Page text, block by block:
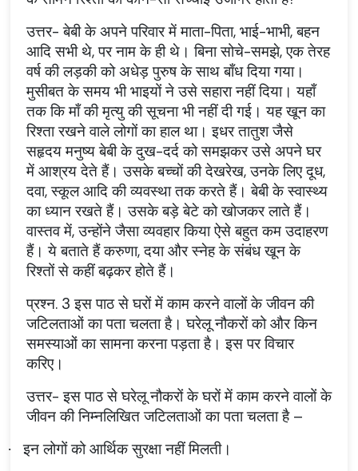
उत्तर- बेबी के अपने परिवार में माता-पिता, भाई-भाभी, बहन
आदि सभी थे, पर नाम के ही थे। बिना सोचे-समझे, एक तेरह
वर्ष की लड़की को अधेड़ पुरुष के साथ बाँध दिया गया।
मुसीबत के समय भी भाइयों ने उसे सहारा नहीं दिया। यहाँ
तक कि माँ की मृत्यु की सूचना भी नहीं दी गई। यह खून का
रिश्ता रखने वाले लोगों का हाल था। इधर तातुश जैसे
सहृदय मनुष्य बेबी के दुख-दर्द को समझकर उसे अपने घर
में आश्रय देते हैं। उसके बच्चों की देखरेख, उनके लिए दूध,
दवा, स्कूल आदि की व्यवस्था तक करते हैं। बेबी के स्वास्थ्य
का ध्यान रखते हैं। उसके बड़े बेटे को खोजकर लाते हैं।
वास्तव में, उन्होंने जैसा व्यवहार किया ऐसे बहुत कम उदाहरण
हैं। ये बताते हैं करुणा, दया और स्नेह के संबंध खून के
रिश्तों से कहीं बढ़कर होते हैं।
प्रश्न. 3 इस पाठ से घरों में काम करने वालों के जीवन की
जटिलताओं का पता चलता है। घरेलू नौकरों को और किन
समस्याओं का सामना करना पड़ता है। इस पर विचार
करिए।
उत्तर- इस पाठ से घरेलू नौकरों के घरों में काम करने वालों के
जीवन की निम्नलिखित जटिलताओं का पता चलता है –
· इन लोगों को आर्थिक सुरक्षा नहीं मिलती।